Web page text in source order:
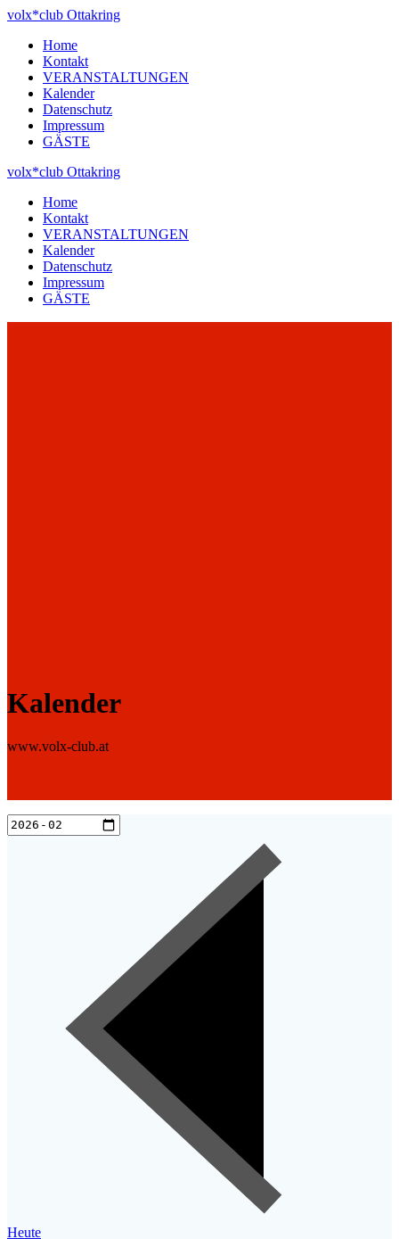
Zum
springen
volx*club Ottakring
Home
Kontakt
VERANSTALTUNGEN
Kalender
Datenschutz
Impressum
GÄSTE
volx*club Ottakring
Home
Kontakt
VERANSTALTUNGEN
Kalender
Datenschutz
Impressum
GÄSTE
Kalender
www.volx-club.at
Heute